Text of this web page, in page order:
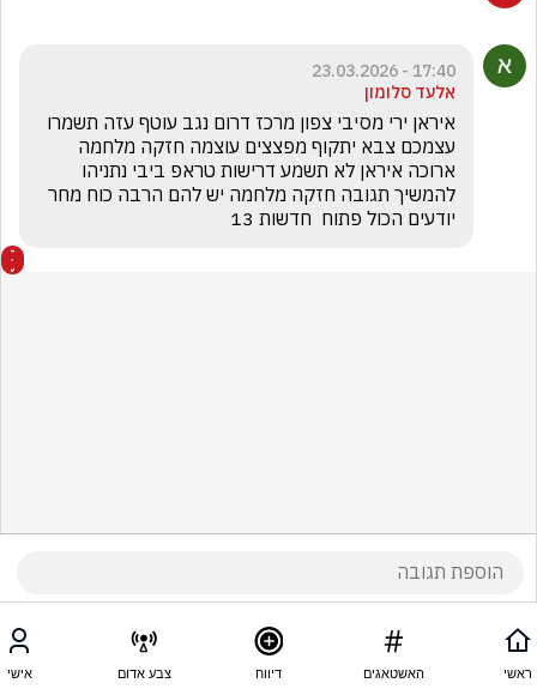
17:40 - 23.03.2026
אלעד סלומון
יודעים הכול פתוח  חדשות 13
ראשי האשטאגים דיווח צבע אדום אישי